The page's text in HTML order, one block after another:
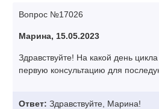
Вопрос №17026
Марина, 15.05.2023
Здравствуйте! На какой день
первую консультацию для
Ответ: Здравствуйте, Марина!